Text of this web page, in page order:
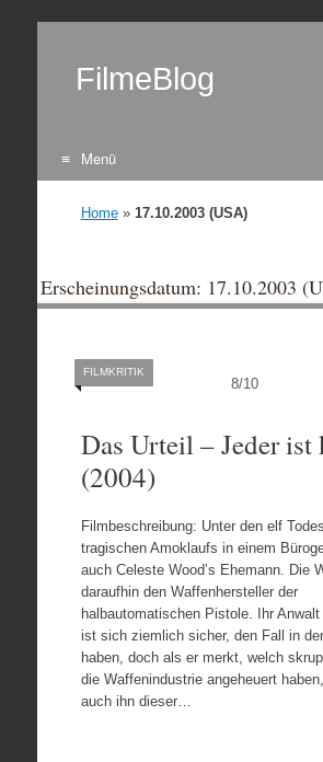
FilmeBlog
Menü
Home» 17.10.2003 (USA)
Erscheinungsdatum: 17.10.2003
8/10
FILMKRITIK
Das Urteil – Jeder
(2004)
Filmbeschreibung: Unter den elf
tragischen Amoklaufs in einem
auch Celeste Wood’s Ehemann. Die
daraufhin den Waffenhersteller der
halbautomatischen Pistole. Ihr Anwalt
ist sich ziemlich sicher, den Fall in
haben, doch als er merkt, welch
die Waffenindustrie angeheuert
auch ihn dieser…